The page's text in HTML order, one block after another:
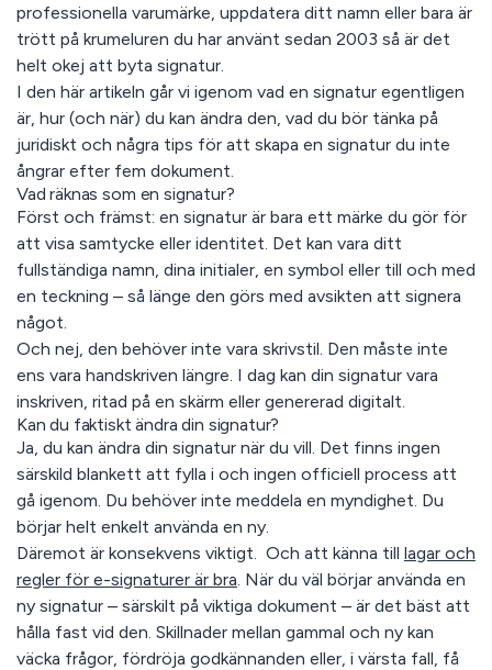
professionella varumärke, uppdatera ditt namn eller bara är
trött på krumeluren du har använt sedan 2003 så är det
helt okej att byta signatur.
I den här artikeln går vi igenom vad en signatur egentligen
är, hur (och när) du kan ändra den, vad du bör tänka på
juridiskt och några tips för att skapa en signatur du inte
ångrar efter fem dokument.
Vad räknas som en signatur?
Först och främst: en signatur är bara ett märke du gör för
att visa samtycke eller identitet. Det kan vara ditt
fullständiga namn, dina initialer, en symbol eller till och med
en teckning – så länge den görs med avsikten att signera
något.
Och nej, den behöver inte vara skrivstil. Den måste inte
ens vara handskriven längre. I dag kan din signatur vara
inskriven, ritad på en skärm eller genererad digitalt.
Kan du faktiskt ändra din signatur?
Ja, du kan ändra din signatur när du vill. Det finns ingen
särskild blankett att fylla i och ingen officiell process att
gå igenom. Du behöver inte meddela en myndighet. Du
börjar helt enkelt använda en ny.
Däremot är konsekvens viktigt. Och att känna till lagar och
regler för e-signaturer är bra . När du väl börjar använda en
ny signatur – särskilt på viktiga dokument – är det bäst att
hålla fast vid den. Skillnader mellan gammal och ny kan
väcka frågor, fördröja godkännanden eller, i värsta fall, få